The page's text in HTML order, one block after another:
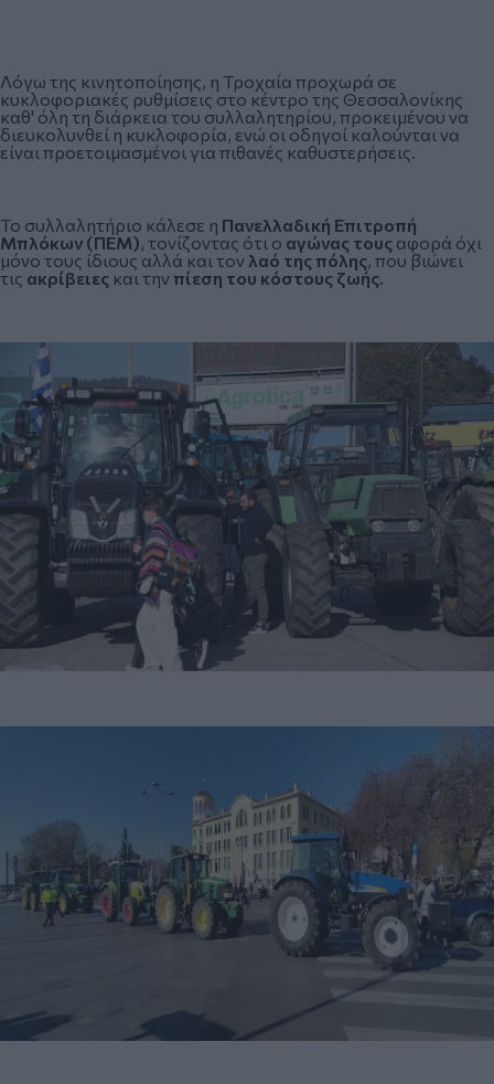
Λόγω της κινητοποίησης, η Τροχαία προχωρά σε
κυκλοφοριακές ρυθμίσεις στο κέντρο της Θεσσαλονίκης
καθ' όλη τη διάρκεια του συλλαλητηρίου, προκειμένου να
διευκολυνθεί η κυκλοφορία, ενώ οι οδηγοί καλούνται να
είναι προετοιμασμένοι για πιθανές καθυστερήσεις.
Το συλλαλητήριο κάλεσε η Πανελλαδική Επιτροπή
Μπλόκων (ΠΕΜ) , τονίζοντας ότι ο αγώνας τους αφορά όχι
μόνο τους ίδιους αλλά και τον λαό της πόλης , που βιώνει
τις ακρίβειες και την πίεση του κόστους ζωής